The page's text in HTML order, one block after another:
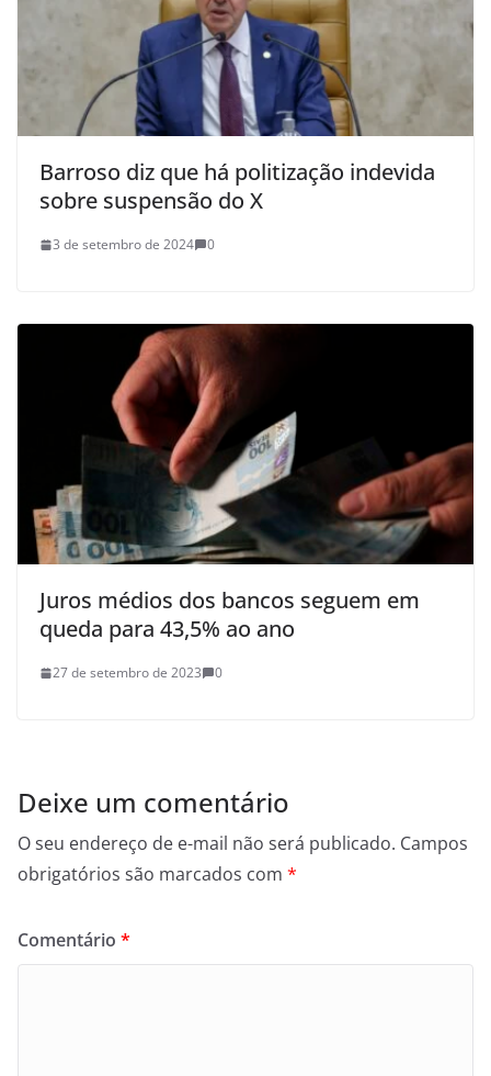
Barroso diz que há politização indevida
sobre suspensão do X
3 de setembro de 2024 0
Juros médios dos bancos seguem em
queda para 43,5% ao ano
27 de setembro de 2023 0
Deixe um comentário
O seu endereço de e-mail não será publicado. Campos
obrigatórios são marcados com *
Comentário *